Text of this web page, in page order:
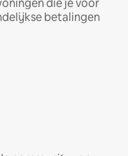
die je voor
betalingen